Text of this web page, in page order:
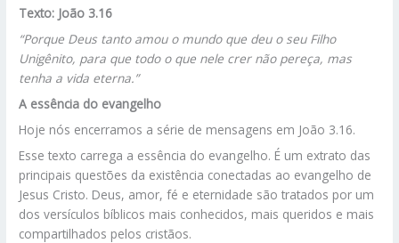
Texto: João 3.16
“Porque Deus tanto amou o mundo que deu o seu Filho
Unigênito, para que todo o que nele crer não pereça, mas
tenha a vida eterna.”
A essência do evangelho
Hoje nós encerramos a série de mensagens em João 3.16.
Esse texto carrega a essência do evangelho. É um extrato das
principais questões da existência conectadas ao evangelho de
Jesus Cristo. Deus, amor, fé e eternidade são tratados por um
dos versículos bíblicos mais conhecidos, mais queridos e mais
compartilhados pelos cristãos.